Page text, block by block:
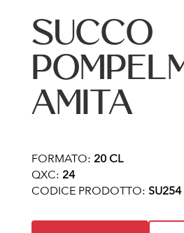
SUCCO
AMITA
FORMATO: 20 CL
QXC: 24
CODICE PRODOTTO: SU254